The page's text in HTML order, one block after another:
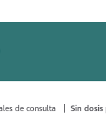
de consulta Sin dosis